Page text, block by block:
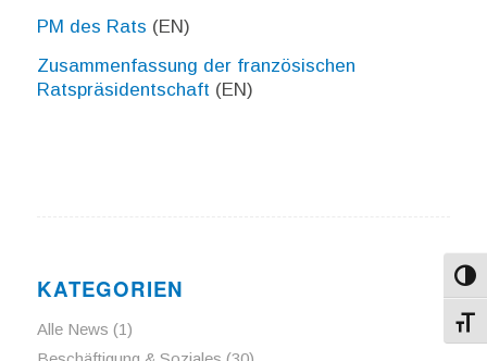
PM des Rats (EN)
Zusammenfassung der französischen
Ratspräsidentschaft(EN)
KATEGORIEN
Alle News (1)